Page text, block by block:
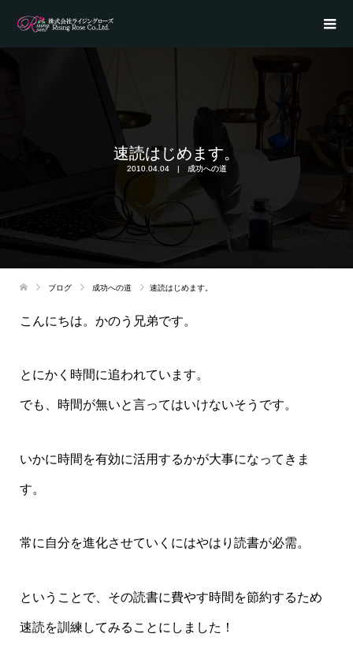
速読はじめます。
2010.04.04 成功への道
ブログ 成功への道 速読はじめます。
こんにちは。かのう兄弟です。
とにかく時間に追われています。
でも、時間が無いと言ってはいけないそうです。
いかに時間を有効に活用するかが大事になってきま
す。
常に自分を進化させていくにはやはり読書が必需。
ということで、その読書に費やす時間を節約するため
速読を訓練してみることにしました！